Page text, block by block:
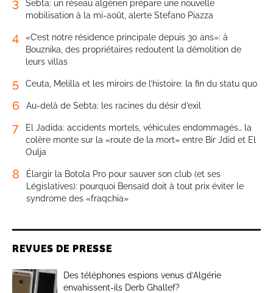
Sebta: un réseau algérien prépare une nouvelle
mobilisation à la mi-août, alerte Stefano Piazza
4
«C’est notre résidence principale depuis 30 ans»: à
Bouznika, des propriétaires redoutent la démolition de
leurs villas
5 Ceuta, Melilla et les miroirs de l’histoire: la fin du statu quo
6 Au-delà de Sebta: les racines du désir d’exil
7
El Jadida: accidents mortels, véhicules endommagés… la
colère monte sur la «route de la mort» entre Bir Jdid et El
Oulja
8
Élargir la Botola Pro pour sauver son club (et ses
Législatives): pourquoi Bensaïd doit à tout prix éviter le
syndrome des «fraqchia»
REVUES DE PRESSE
Des téléphones espions venus d’Algérie
envahissent-ils Derb Ghallef?